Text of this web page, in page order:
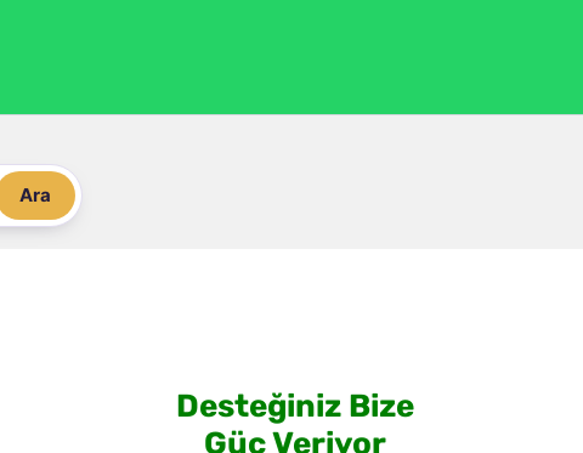
Ara
Desteğiniz Bize
Güç Veriyor